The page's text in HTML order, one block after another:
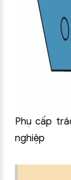
Phụ cấp
nghiệp